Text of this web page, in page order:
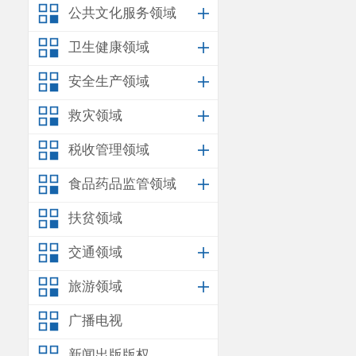
公共文化服务领域
卫生健康领域
安全生产领域
救灾领域
税收管理领域
食品药品监管领域
扶贫领域
交通领域
旅游领域
广播电视